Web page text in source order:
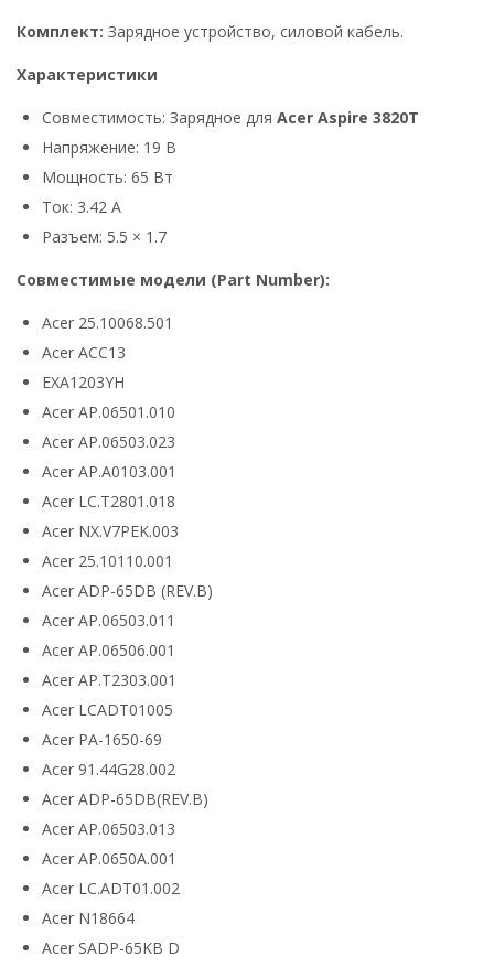
Комплект: Зарядное устройство, силовой кабель.
Характеристики
Совместимость: Зарядное для Acer Aspire 3820T
Напряжение: 19 В
Мощность: 65 Вт
Ток: 3.42 А
Разъем: 5.5 × 1.7
Совместимые модели (Part Number):
Acer 25.10068.501
Acer ACC13
EXA1203YH
Acer AP.06501.010
Acer AP.06503.023
Acer AP.A0103.001
Acer LC.T2801.018
Acer NX.V7PEK.003
Acer 25.10110.001
Acer ADP-65DB (REV.B)
Acer AP.06503.011
Acer AP.06506.001
Acer AP.T2303.001
Acer LCADT01005
Acer PA-1650-69
Acer 91.44G28.002
Acer ADP-65DB(REV.B)
Acer AP.06503.013
Acer AP.0650A.001
Acer LC.ADT01.002
Acer N18664
Acer SADP-65KB D